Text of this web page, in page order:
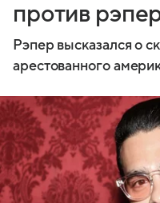
против
Рэпер высказался о
арестованного